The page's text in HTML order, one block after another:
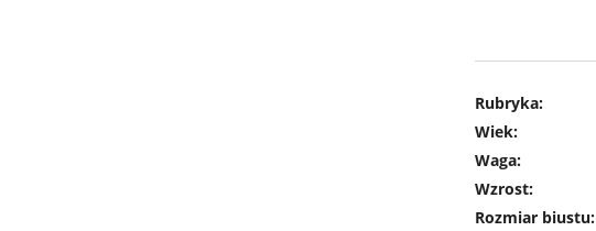
Rubryka:
Wiek:
Waga:
Wzrost:
Rozmiar biustu: